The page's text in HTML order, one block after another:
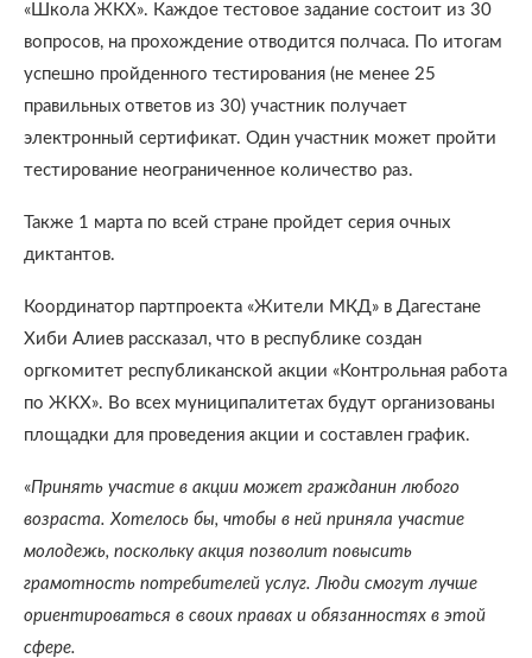
«Школа ЖКХ». Каждое тестовое задание состоит из 30
вопросов, на прохождение отводится полчаса. По итогам
успешно пройденного тестирования (не менее 25
правильных ответов из 30) участник получает
электронный сертификат. Один участник может пройти
тестирование неограниченное количество раз.
Также 1 марта по всей стране пройдет серия очных
диктантов.
Координатор партпроекта «Жители МКД» в Дагестане
Хиби Алиев рассказал, что в республике создан
оргкомитет республиканской акции «Контрольная работа
по ЖКХ». Во всех муниципалитетах будут организованы
площадки для проведения акции и составлен график.
«Принять участие в акции может гражданин любого
возраста. Хотелось бы, чтобы в ней приняла участие
молодежь, поскольку акция позволит повысить
грамотность потребителей услуг. Люди смогут лучше
ориентироваться в своих правах и обязанностях в этой
сфере.